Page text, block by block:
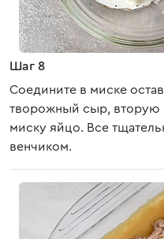
Шаг 8
Соедините в миске
творожный сыр, вторую
миску яйцо. Все
венчиком.